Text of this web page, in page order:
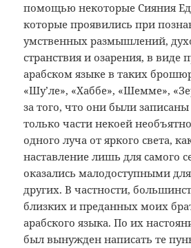
помощью некоторые Сияния
которые проявились при
умственных размышлений,
странствия и озарения, в виде
арабском языке в таких
«Шу’ле», «Хаббе», «Шемме»,
за того, что они были
только части некоей
одного луча от яркого света,
наставление лишь для самого
оказались малодоступными
других. В частности,
близких и преданных моих
арабского языка. По их
был вынужден написать те